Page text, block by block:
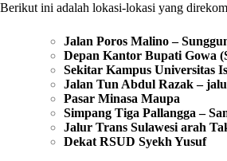
Berikut ini adalah lokasi-lokasi yang
Jalan Poros Malino –
Depan Kantor Bupati Gowa
Sekitar Kampus Universitas
Jalan Tun Abdul Razak –
Pasar Minasa Maupa
Simpang Tiga Pallangga –
Jalur Trans Sulawesi arah
Dekat RSUD Syekh Yusuf